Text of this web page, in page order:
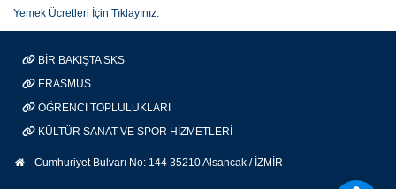
Yemek Ücretleri İçin Tıklayınız.
BİR BAKIŞTA SKS
ERASMUS
ÖĞRENCİ TOPLULUKLARI
KÜLTÜR SANAT VE SPOR HİZMETLERİ
Cumhuriyet Bulvarı No: 144 35210 Alsancak / İZMİR